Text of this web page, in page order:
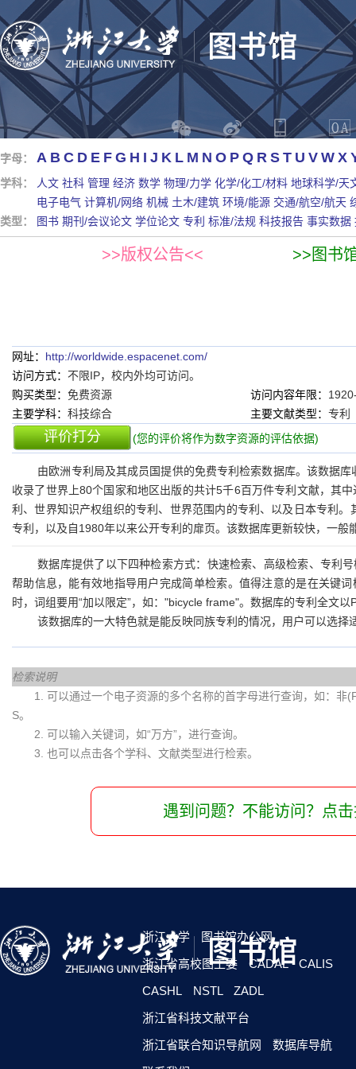
字母： A B C D E F G H I J K L M N O P Q R S T U V W X
学科： 人文 社科 管理 经济 数学 物理/力学 化学/化工/材料 地球科学/天
电子电气 计算机/网络 机械 土木/建筑 环境/能源 交通/航空/航天
类型：
图书 期刊/会议论文 学位论文 专利 标准/法规 科技报告 事实数据
>>版权公告<< >>图书
网址： http://worldwide.espacenet.com/
访问方式： 不限IP，校内外均可访问。
购买类型： 免费资源 访问内容年限：
主要学科： 科技综合 主要文献类型： 专利
评价打分 (您的评价将作为数字资源的评估依据)
由欧洲专利局及其成员国提供的免费专利检索数据库。该数据
收录了世界上80个国家和地区出版的共计5千6百万件专利文献，其
利、世界知识产权组织的专利、世界范围内的专利、以及日本专利
专利，以及自1980年以来公开专利的扉页。该数据库更新较快，一般
数据库提供了以下四种检索方式：快速检索、高级检索、专利
帮助信息，能有效地指导用户完成简单检索。值得注意的是在关键
时，词组要用“加以限定”，如："bicycle frame"。数据库的专利全文以
该数据库的一大特色就是能反映同族专利的情况，用户可以选择
检索说明
1. 可以通过一个电子资源的多个名称的首字母进行查询，如：
S。
2. 可以输入关键词，如“万方”，进行查询。
3. 也可以点击各个学科、文献类型进行检索。
遇到问题？不能访问？点
浙江大学
图书馆办公网
浙江省高校图工委
CADAL
CALIS
CASHL
NSTL
ZADL
浙江省科技文献平台
浙江省联合知识导航网
数据库导航